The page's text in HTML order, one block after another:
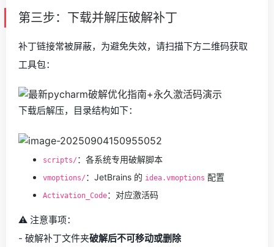
第三步：下载并解压破解补丁
补丁链接常被屏蔽，为避免失效，请扫描下方二维码获取
工具包：
下载后解压，目录结构如下：
scripts/ ：各系统专用破解脚本
vmoptions/ ：JetBrains 的 idea.vmoptions 配置
Activation_Code：对应激活码
⚠️ 注意事项：
- 破解补丁文件夹破解后不可移动或删除